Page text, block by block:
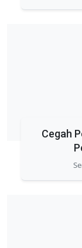
Cegah